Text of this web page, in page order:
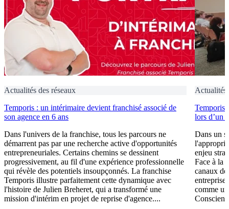
Actualités des réseaux
Temporis : un intérimaire devient franchisé associé de
son agence en 6 ans
Dans l'univers de la franchise, tous les parcours ne
démarrent pas par une recherche active d'opportunités
entrepreneuriales. Certains chemins se dessinent
progressivement, au fil d'une expérience professionnelle
qui révèle des potentiels insoupçonnés. La franchise
Temporis illustre parfaitement cette dynamique avec
l'histoire de Julien Breheret, qui a transformé une
mission d'intérim en projet de reprise d'agence....
Actualités
Temporis
lors d’un
Dans un
enjeu
Face à la
canaux
comme
Conscient